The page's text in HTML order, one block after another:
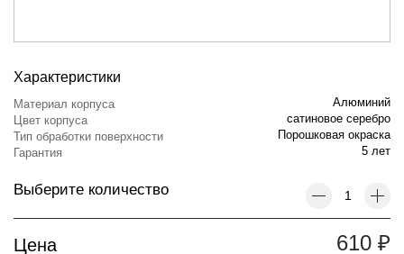
Характеристики
Материал корпуса
Алюминий
Цвет корпуса
сатиновое серебро
Тип обработки поверхности
Порошковая окраска
Гарантия
5 лет
Выберите количество
Цена 610 ₽